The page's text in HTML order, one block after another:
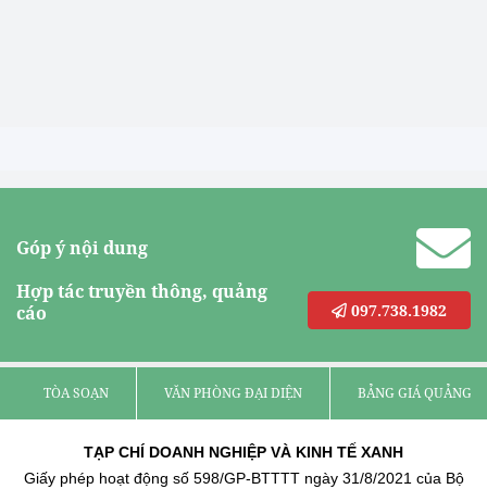
Góp ý nội dung
Hợp tác truyền thông, quảng
cáo
097.738.1982
TÒA SOẠN VĂN PHÒNG ĐẠI DIỆN BẢNG GIÁ QUẢNG
TẠP CHÍ DOANH NGHIỆP VÀ KINH TẾ XANH
Giấy phép hoạt động số 598/GP-BTTTT ngày 31/8/2021 của Bộ